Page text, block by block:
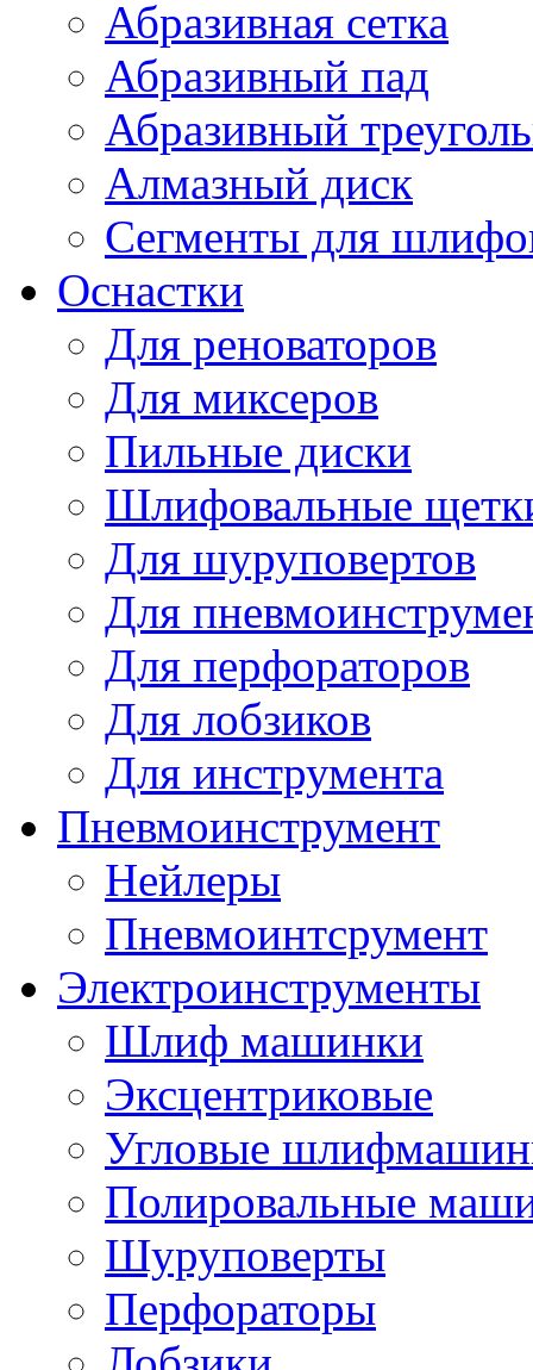
Абразивная сетка
Абразивный пад
Абразивный
Алмазный диск
Сегменты для
Оснастки
Для реноваторов
Для миксеров
Пильные диски
Шлифовальные
Для шуруповертов
Для
Для перфораторов
Для лобзиков
Для инструмента
Пневмоинструмент
Нейлеры
Пневмоинтсрумент
Электроинструменты
Шлиф машинки
Эксцентриковые
Угловые
Полировальные
Шуруповерты
Перфораторы